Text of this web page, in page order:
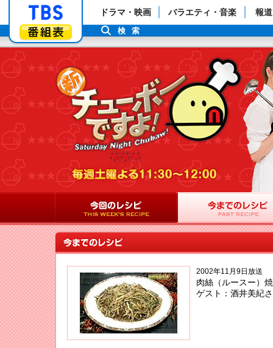
「TBSテレビ」トップページ
番組表
ドラマ・映画 バラエティ・音楽 報
検索
2002年11月9日放送
肉絲（ルースー）
ゲスト：酒井美紀